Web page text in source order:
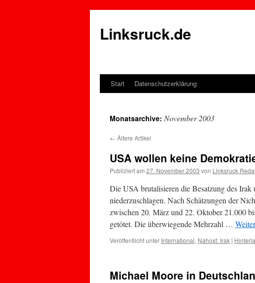
Linksruck.de
Springe
Inhalt
Start Datenschutzerklärung
Monatsarchive: November 2003
← Ältere Artikel
USA wollen keine
Publiziert am 27. November 2003 von Linksruck
Die USA brutalisieren die Besatzung des Irak
niederzuschlagen. Nach Schätzungen der
zwischen 20. März und 22. Oktober 21.000
getötet. Die überwiegende Mehrzahl …
Veröffentlicht unter International, Nahost: Irak |
Michael Moore in